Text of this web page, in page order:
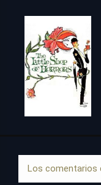
Los comentarios